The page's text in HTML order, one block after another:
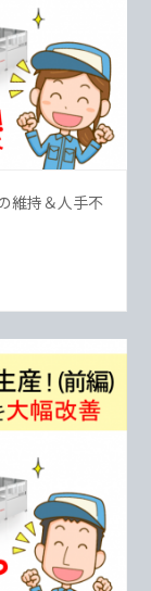
維持＆人手不